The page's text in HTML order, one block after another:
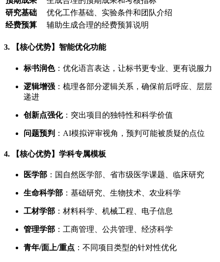
研究基础
优化工作基础、实验条件和团队介绍
经费预算
辅助生成合理的经费预算说明
3. 【核心优势】智能优化功能
标书润色：优化语言表达，让标书更专业、更有说服力
逻辑增强 ：梳理各部分逻辑关系，确保前后呼应、层层
递进
创新点强化：突出项目的独特性和科学价值
问题预判 ：AI模拟评审视角，预判可能被质疑的点位
4. 【核心优势】学科专属模板
医学部 ：国自然医学部、省市级医学课题、临床研究
生命科学部 ：基础研究、生物技术、农业科学
工材学部 ：材料科学、机械工程、电子信息
管理学部 ：工商管理、公共管理、经济科学
青年/面上/重点 ：不同项目类型的针对性优化